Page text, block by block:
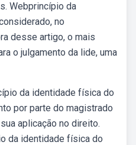
Webprincípio da
no
desse artigo, o mais
o julgamento da lide, uma
da identidade física do
por parte do magistrado
aplicação no direito.
da identidade física do